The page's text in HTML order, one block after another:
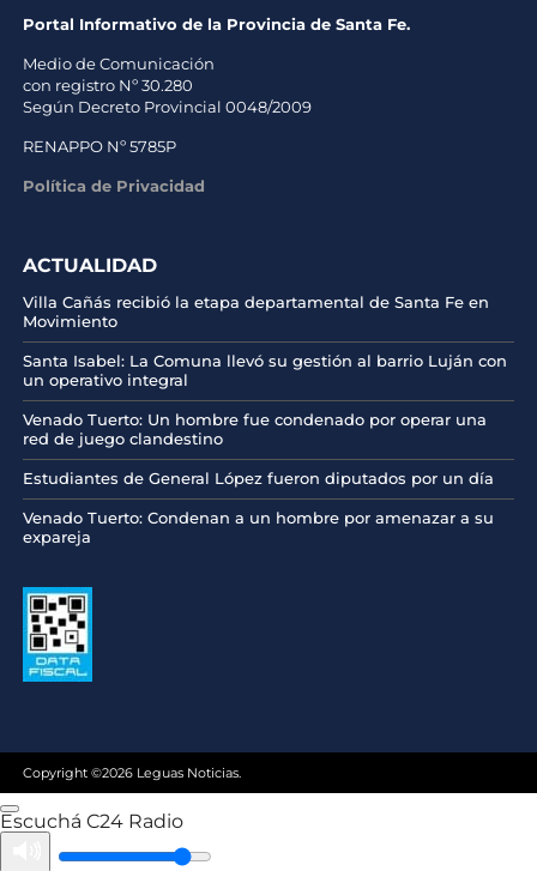
Portal Informativo de la Provincia de Santa Fe.
Medio de Comunicación
con registro Nº 30.280
Según Decreto Provincial 0048/2009
RENAPPO Nº 5785P
Política de Privacidad
ACTUALIDAD
Villa Cañás recibió la etapa departamental de Santa Fe en
Movimiento
Santa Isabel: La Comuna llevó su gestión al barrio Luján con
un operativo integral
Venado Tuerto: Un hombre fue condenado por operar una
red de juego clandestino
Estudiantes de General López fueron diputados por un día
Venado Tuerto: Condenan a un hombre por amenazar a su
expareja
Copyright ©2026 Leguas Noticias.
Escuchá C24 Radio